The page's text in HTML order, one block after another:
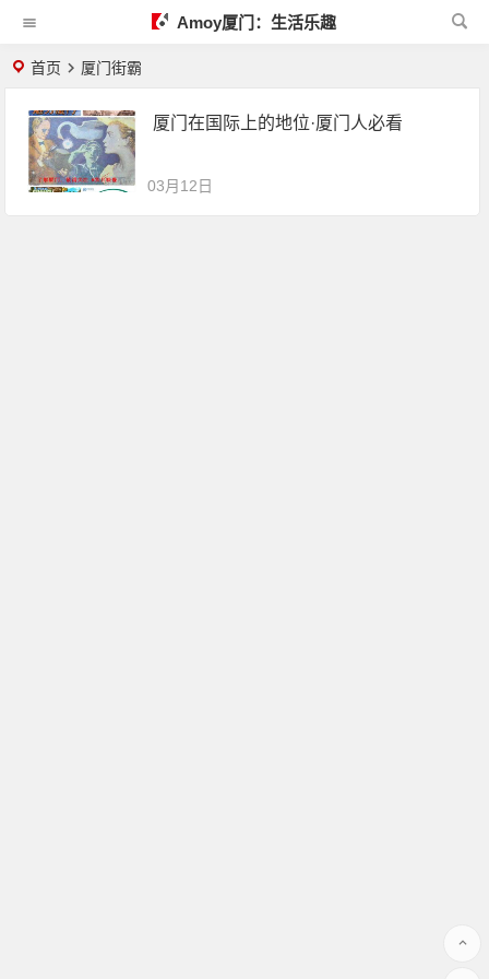
Amoy厦门：生活乐趣
首页 厦门街霸
厦门在国际上的地位·厦门人必看
03月12日